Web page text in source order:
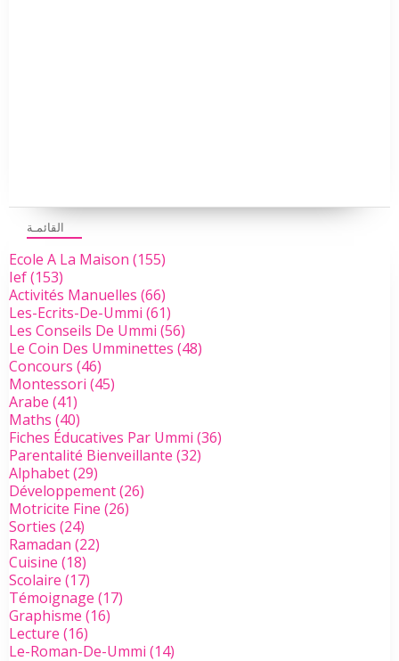
القائمـة
Ecole A La Maison (155)
Ief(153)
Activités Manuelles (66)
Les-Ecrits-De-Ummi (61)
Les Conseils De Ummi (56)
Le Coin Des Umminettes (48)
Concours (46)
Montessori (45)
Arabe (41)
Maths (40)
Fiches Éducatives Par Ummi (36)
Parentalité Bienveillante (32)
Alphabet(29)
Développement(26)
Motricite Fine (26)
Sorties (24)
Ramadan (22)
Cuisine (18)
Scolaire (17)
Témoignage (17)
Graphisme (16)
Lecture (16)
Le-Roman-De-Ummi (14)